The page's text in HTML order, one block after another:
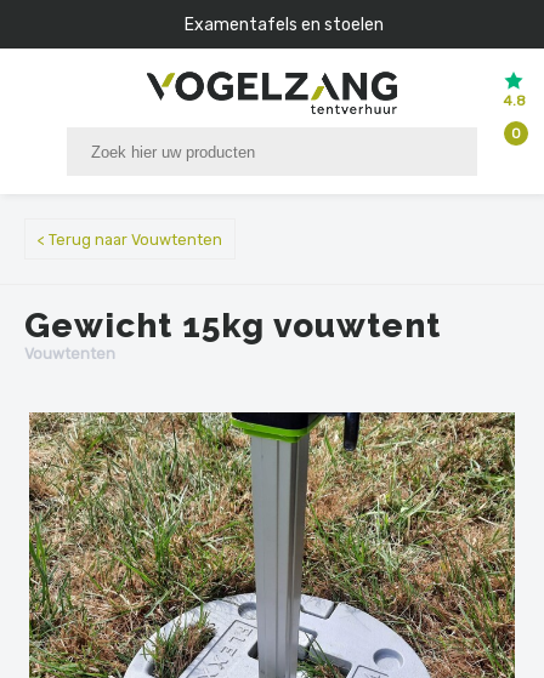
Examentafels en stoelen
4.8
0
< Terug naar Vouwtenten
Gewicht 15kg vouwtent
Vouwtenten